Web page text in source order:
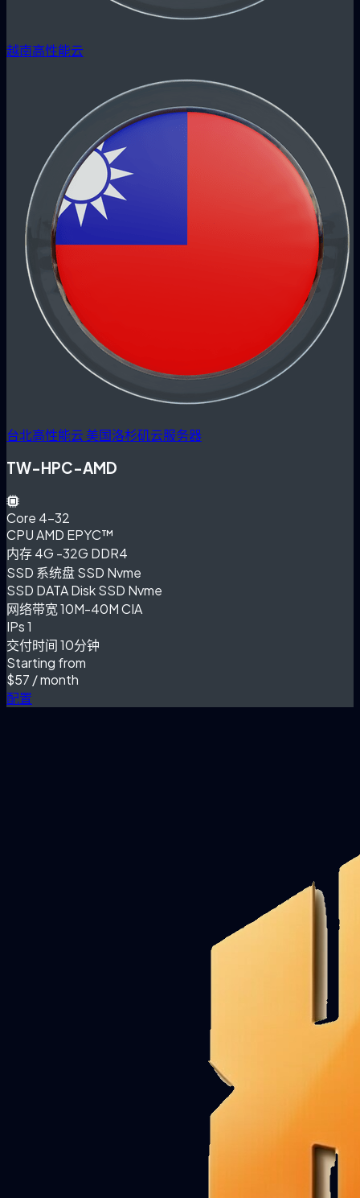
越南高性能云
台北高性能云 美国洛杉矶云服务器
TW-HPC-AMD
Core 4-32
CPUAMD EPYC™
内存4G -32G DDR4
SSD 系统盘SSD Nvme
SSD DATA DiskSSD Nvme
网络带宽10M-40M CIA
IPs1
交付时间10分钟
Starting from
$57 / month
配置